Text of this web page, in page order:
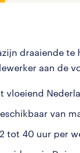
draaiende
aan de
vloeiend
van
tot 40 uur per